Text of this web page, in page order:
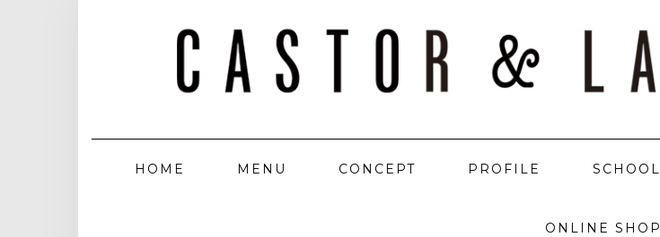
HOME MENU CONCEPT PROFILE SCHOOL
ONLINE SHOP